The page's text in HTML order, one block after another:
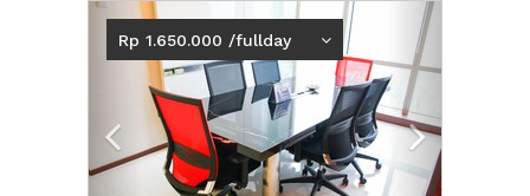
Previous Next2
Rp 1.650.000 /fullday